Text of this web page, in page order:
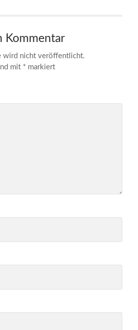
Kommentar
wird nicht veröffentlicht.
mit * markiert